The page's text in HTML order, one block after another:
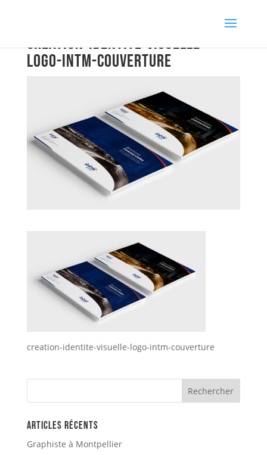
creation-identite-visuelle-
logo-intm-couverture
creation-identite-visuelle-logo-intm-couverture
Articles récents
Graphiste à Montpellier